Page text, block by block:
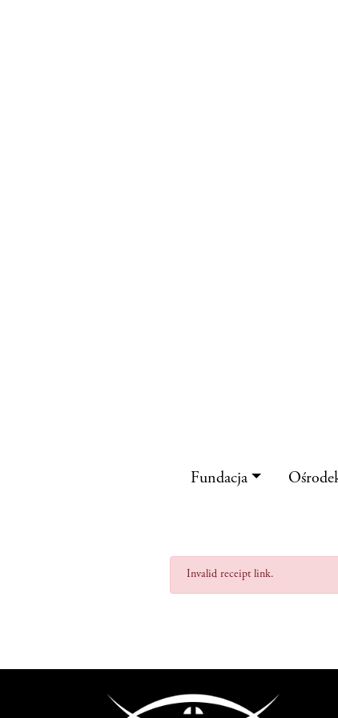
Fundacja
Invalid receipt link.